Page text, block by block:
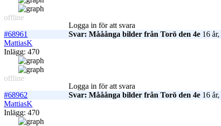
offline
Logga in för att svara
#68961
Svar: Mååånga bilder från Torö den 4e 16
MattiasK
Inlägg: 470
offline
Logga in för att svara
#68962
Svar: Mååånga bilder från Torö den 4e 16
MattiasK
Inlägg: 470